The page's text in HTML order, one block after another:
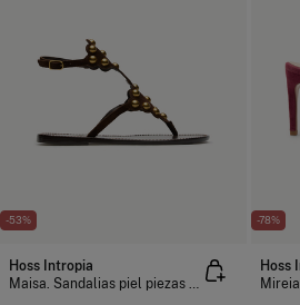
-53%
Hoss Intropia
Maisa. Sandalias piel piezas metálicas
-78%
Hoss